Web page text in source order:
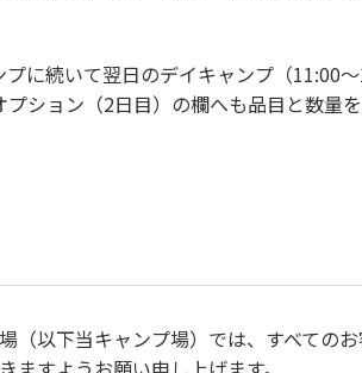
に続いて翌日のデイキャンプ（11:00
ション（2日目）の欄へも品目と数量を
（以下当キャンプ場）では、すべての